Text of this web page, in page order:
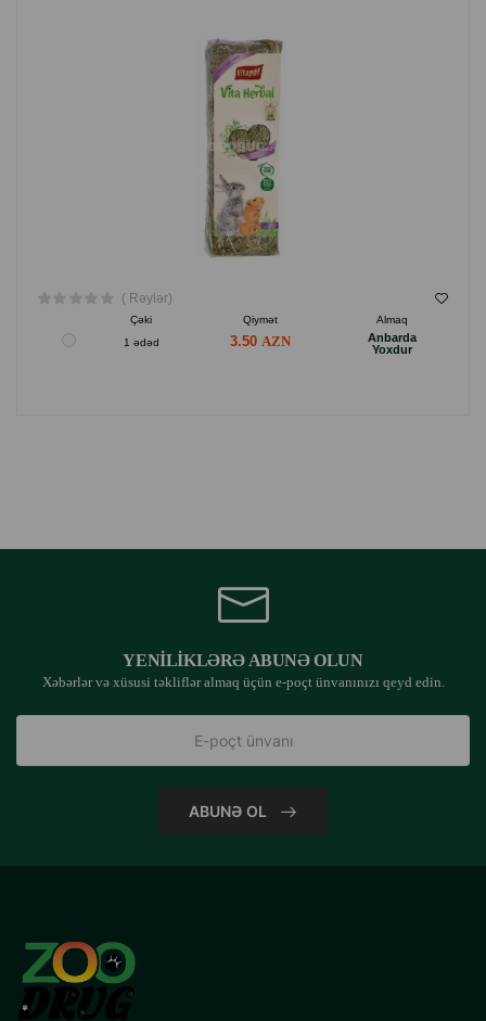
( Rəylər)
Çəki Qiymət
Almaq
1 ədəd
3.50
Anbarda
Yoxdur
YENILIKLƏRƏ ABUNƏ OLUN
Xəbərlər və xüsusi təkliflər almaq üçün e-poçt ünvanınızı qeyd edin.
ABUNƏ OL